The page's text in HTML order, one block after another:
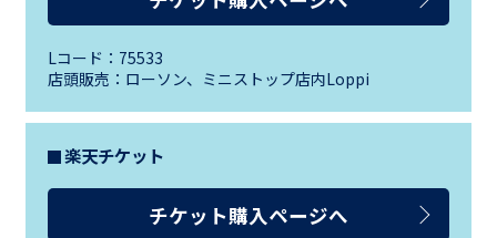
Lコード：75533
店頭販売：ローソン、ミニストップ店内Loppi
楽天チケット
チケット購入ページへ